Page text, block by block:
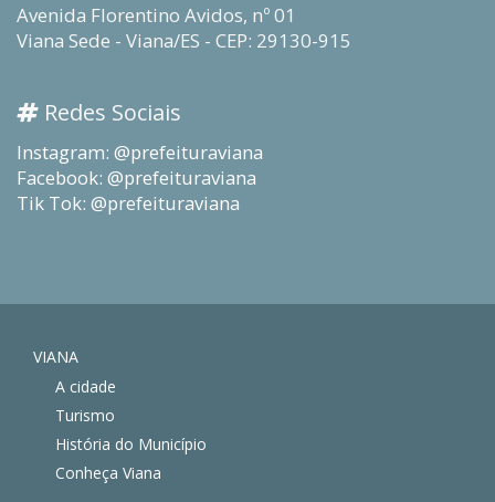
Avenida Florentino Avidos, nº 01
Viana Sede - Viana/ES - CEP: 29130-915
Redes Sociais
Instagram: @prefeituraviana
Facebook: @prefeituraviana
Tik Tok: @prefeituraviana
VIANA
A cidade
Turismo
História do Município
Conheça Viana